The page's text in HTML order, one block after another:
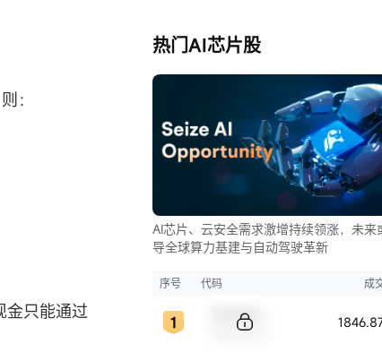
：
金只能通过
热门AI芯片股
AI芯片、云安全需求激增持续领涨，未来
导全球算力基建与自动驾驶革新
序号 代码 成